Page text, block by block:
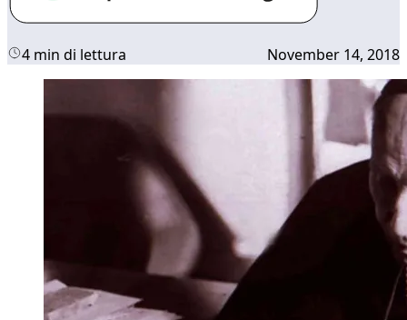
4 min di lettura November 14, 2018